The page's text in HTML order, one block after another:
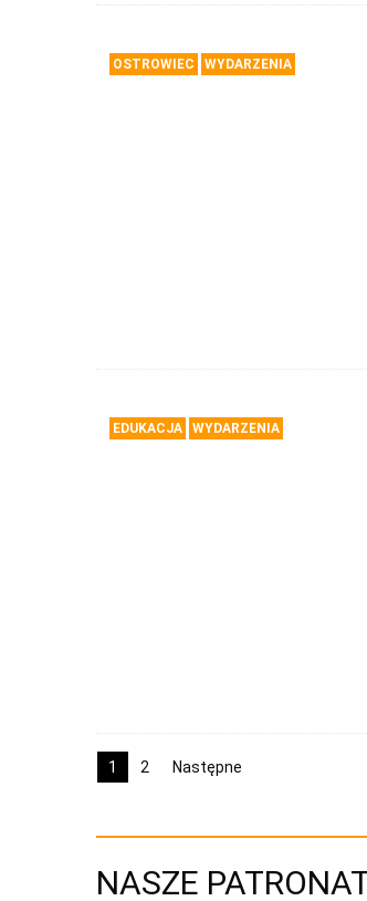
OSTROWIEC WYDARZENIA
EDUKACJA WYDARZENIA
1 2 Następne
NASZE